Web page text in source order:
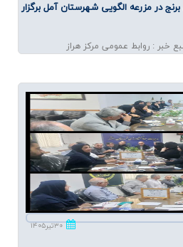
در مزرعه الگویی شهرستان آمل برگزار
خبر : روابط عمومی مرکز هراز
۳۰تیر۱۴۰۵